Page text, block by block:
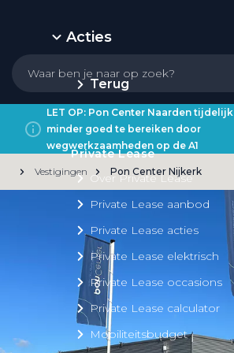
Acties
Terug
Private Lease
Over Private Lease
Private Lease aanbod
Private Lease acties
Private Lease elektrisch
Private Lease occasions
Private Lease calculator
Mobiliteitsbudget
LET OP: Pon Center Naarden tijdelijk
minder goed te bereiken door
wegwerkzaamheden op de A1
Vestigingen Pon Center Nijkerk